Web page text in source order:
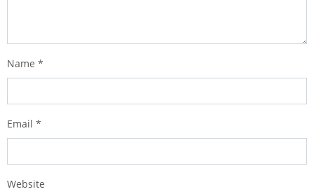
Name *
Email *
Website